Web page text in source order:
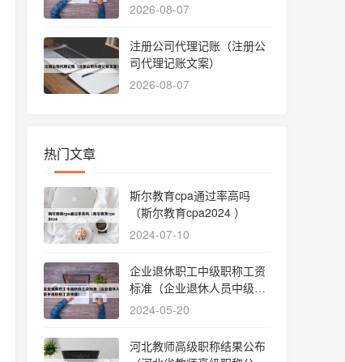
2026-08-07
注册公司代理记账（注册公
司代理记账文案）
2026-08-07
热门文章
斯尔教育cpa通过率高吗
（斯尔教育cpa2024 ）
2024-07-10
企业退休职工中级职称工资
标准（企业退休人员中级职
称工资待遇）
2024-05-20
河北教师高级职称结果公布